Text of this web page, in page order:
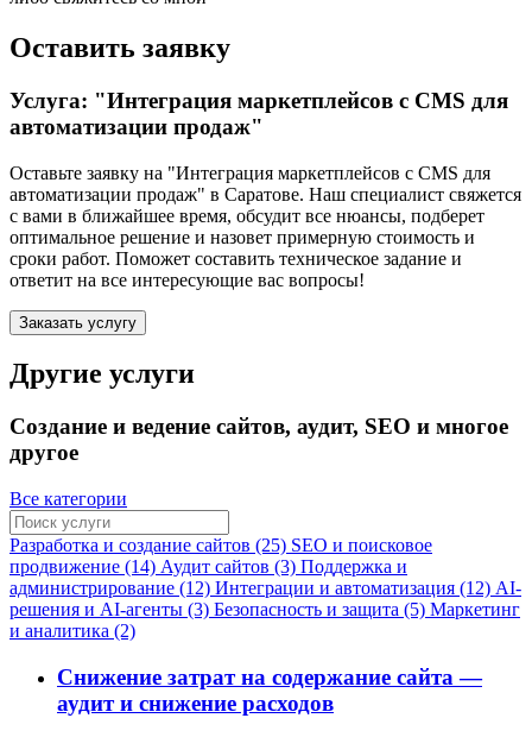
Оставить заявку
Услуга: "Интеграция маркетплейсов с CMS для
автоматизации продаж"
Оставьте заявку на "Интеграция маркетплейсов с CMS для
автоматизации продаж" в Саратове. Наш специалист свяжется
с вами в ближайшее время, обсудит все нюансы, подберет
оптимальное решение и назовет примерную стоимость и
сроки работ. Поможет составить техническое задание и
ответит на все интересующие вас вопросы!
Заказать услугу
Другие услуги
Создание и ведение сайтов, аудит, SEO и многое
другое
Все категории
Разработка и создание сайтов (25) SEO и поисковое
продвижение (14) Аудит сайтов (3) Поддержка и
администрирование (12) Интеграции и автоматизация (12) AI-
решения и AI-агенты (3) Безопасность и защита (5) Маркетинг
и аналитика (2)
Снижение затрат на содержание сайта —
аудит и снижение расходов